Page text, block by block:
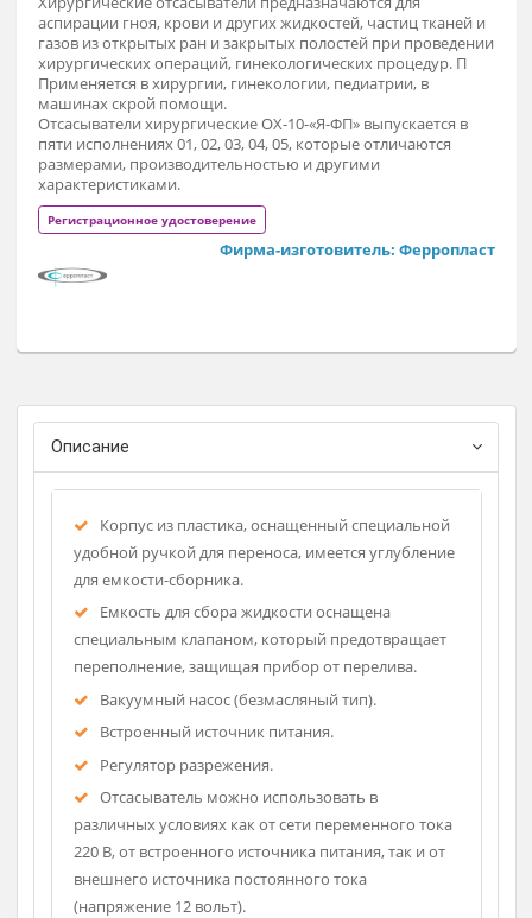
26 060 ₽
Хирургические отсасыватели предназначаются для
аспирации гноя, крови и других жидкостей, частиц тканей
газов из открытых ран и закрытых полостей при
хирургических операций, гинекологических процедур. П
Применяется в хирургии, гинекологии, педиатрии, в
машинах скрой помощи.
Отсасыватели хирургические ОХ-10-«Я-ФП» выпускается в
характеристиками.
Фирма-изготовитель:
Описание
Корпус из пластика, оснащенный специальной
удобной ручкой для переноса, имеется углубление
для емкости-сборника.
Емкость для сбора жидкости оснащена
специальным клапаном, который предотвращает